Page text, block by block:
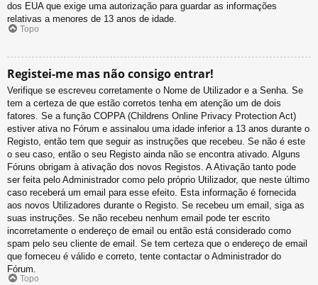
dos EUA que exige uma autorização para guardar as informações
relativas a menores de 13 anos de idade.
Topo
Registei-me mas não consigo entrar!
Verifique se escreveu corretamente o Nome de Utilizador e a Senha. Se
tem a certeza de que estão corretos tenha em atenção um de dois
fatores. Se a função COPPA (Childrens Online Privacy Protection Act)
estiver ativa no Fórum e assinalou uma idade inferior a 13 anos durante o
Registo, então tem que seguir as instruções que recebeu. Se não é este
o seu caso, então o seu Registo ainda não se encontra ativado. Alguns
Fóruns obrigam à ativação dos novos Registos. A Ativação tanto pode
ser feita pelo Administrador como pelo próprio Utilizador, que neste último
caso receberá um email para esse efeito. Esta informação é fornecida
aos novos Utilizadores durante o Registo. Se recebeu um email, siga as
suas instruções. Se não recebeu nenhum email pode ter escrito
incorretamente o endereço de email ou então está considerado como
spam pelo seu cliente de email. Se tem certeza que o endereço de email
que forneceu é válido e correto, tente contactar o Administrador do
Fórum.
Topo